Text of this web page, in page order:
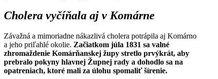
Cholera vyčíňala aj v Komárne
Závažná a mimoriadne nákazlivá cholera potrápila aj Komárno
a jeho priľahlé okolie. Začiatkom júla 1831 sa valné
zhromaždenie Komárňanskej župy stretlo prvýkrát, aby
prebralo pokyny hlavnej Župnej rady a dohodlo sa na
opatreniach, ktoré mali za úlohu spomaliť šírenie.